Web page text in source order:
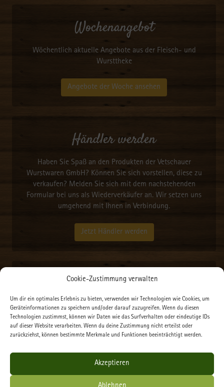
Cookie-Zustimmung verwalten
Um dir ein optimales Erlebnis zu bieten, verwenden wir Technologien wie Cookies, um
Geräteinformationen zu speichern und/oder darauf zuzugreifen. Wenn du diesen
Technologien zustimmst, können wir Daten wie das Surfverhalten oder eindeutige IDs
auf dieser Website verarbeiten. Wenn du deine Zustimmung nicht erteilst oder
zurückziehst, können bestimmte Merkmale und Funktionen beeinträchtigt werden.
Akzeptieren
Wochenangebot
Wöchentlich aktuelle Angebote aus der Fleisch- und
Wursttheke
Angebote der Woche ansehen
Händler werden
Haben Sie Spaß an den Produkten der Vetschauer
Wurstwaren GmbH? Können Sie sich vorstellen, diese zu
verkaufen? Melden Sie sich mit dem nachstehenden
Formular bei uns als Wiederverkäufer an. Wir setzen uns
umgehend mit Ihnen in Verbindung.
Jetzt Händler werden
Neueste Beiträge
Kofinanziert von der Europäischen Union und das Land
Brandenburg (2025-2028)
Immer aktuell- abonnieren Sie unseren kostenlosen und
Was ist Dry Aged?
DLG- Auszeichnung
International Food Standards (IFS)